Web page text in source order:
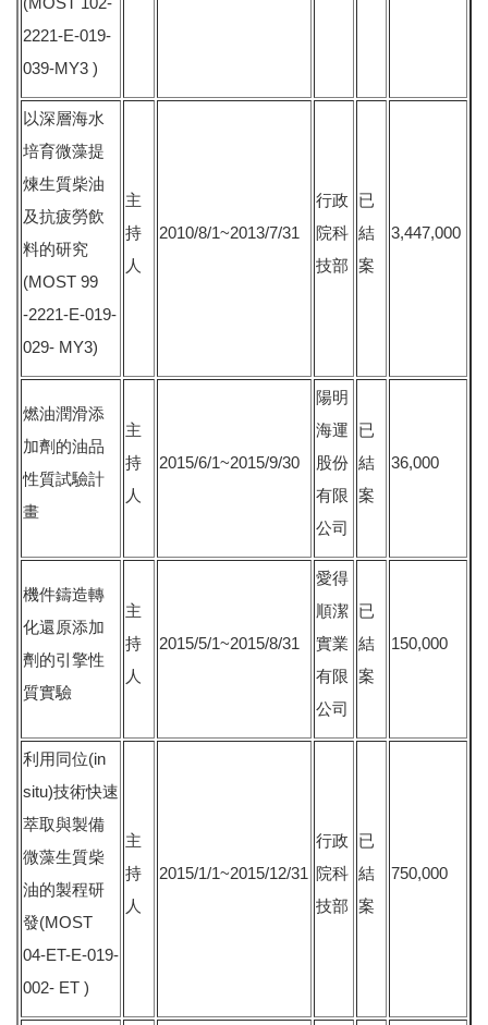
2221-E-019-
039-MY3 )
以深層海水
培育微藻提
煉生質柴油
及抗疲勞飲
料的研究
(MOST 99
-2221-E-019-
029- MY3)
主
持
人
2010/8/1~2013/7/31
行政
院科
技部
已
結
案
3,447,000
燃油潤滑添
加劑的油品
性質試驗計
畫
主
持
人
2015/6/1~2015/9/30
陽明
海運
股份
有限
公司
已
結
案
36,000
機件鑄造轉
化還原添加
劑的引擎性
質實驗
主
持
人
2015/5/1~2015/8/31
愛得
順潔
實業
有限
公司
已
結
案
150,000
利用同位(in
situ)技術快速
萃取與製備
微藻生質柴
油的製程研
發(MOST
04-ET-E-019-
002- ET )
主
持
人
2015/1/1~2015/12/31
行政
院科
技部
已
結
案
750,000